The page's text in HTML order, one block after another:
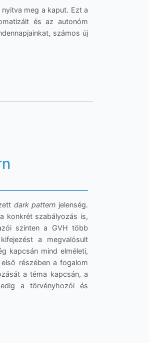
meg a kaput. Ezt a
és az autonóm
számos új
dark pattern jelenség.
konkrét szabályozás is,
szinten a GVH több
a megvalósult
kapcsán mind elméleti,
részében a fogalom
a téma kapcsán, a
a törvényhozói és